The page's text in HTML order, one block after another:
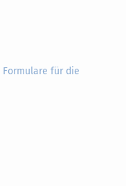
Formulare für die